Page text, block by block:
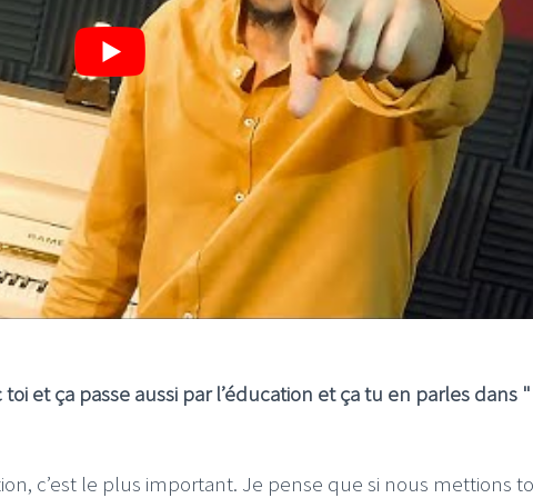
toi et ça passe aussi par l’éducation et ça tu en parles dans "
c’est le plus important. Je pense que si nous mettions